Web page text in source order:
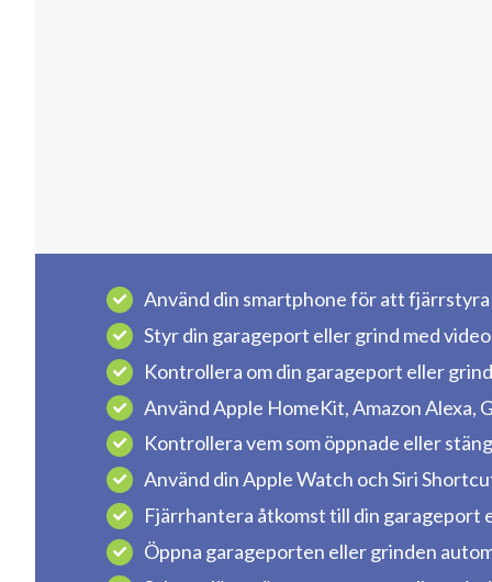
Använd din smartphone för att
Styr din garageport eller grind med
Kontrollera om din garageport eller
Använd Apple HomeKit, Amazon
Kontrollera vem som öppnade eller
Använd din Apple Watch och Siri
Fjärrhantera åtkomst till din garageport
Öppna garageporten eller grinden